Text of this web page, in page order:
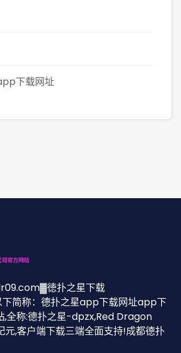
下载网址
徳扑之星下载
下简称：德扑之星app下载网址app下
,全称:德扑之星-dpzx,Red Dragon
,客户端下载三端全面支持!成都德扑